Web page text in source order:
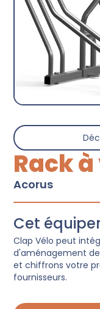
Rack
Acorus
Cet
Clap Vélo peut
d'aménagement
et chiffrons votre
fournisseurs.